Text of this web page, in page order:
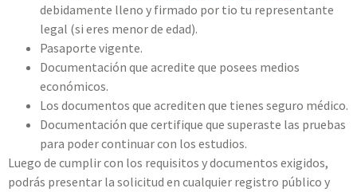
debidamente lleno y firmado por tio tu representante
legal (si eres menor de edad).
Pasaporte vigente.
Documentación que acredite que posees medios
económicos.
Los documentos que acrediten que tienes seguro médico.
Documentación que certifique que superaste las pruebas
para poder continuar con los estudios.
Luego de cumplir con los requisitos y documentos exigidos,
podrás presentar la solicitud en cualquier registro público y